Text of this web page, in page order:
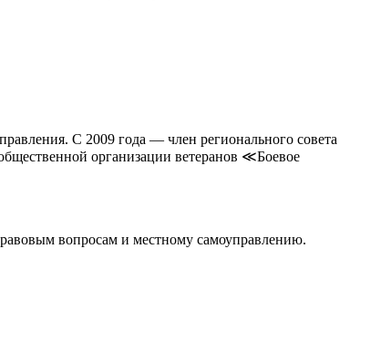
С 2009 года — член регионального совета
организации ветеранов ≪Боевое
вопросам и местному самоуправлению.